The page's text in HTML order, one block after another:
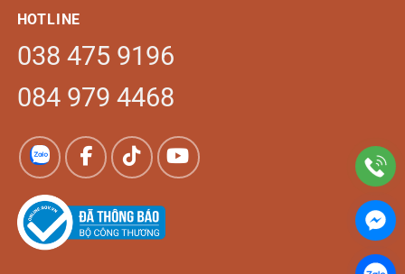
HOTLINE
038 475 9196
084 979 4468